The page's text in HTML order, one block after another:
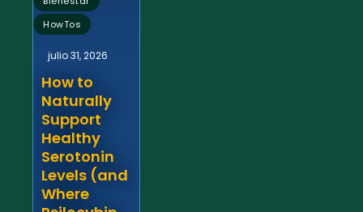
HowTos
julio 31, 2026
How to
Naturally
Support
Healthy
Serotonin
Levels (and
Where